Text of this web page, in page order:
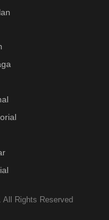
All Rights Reserved